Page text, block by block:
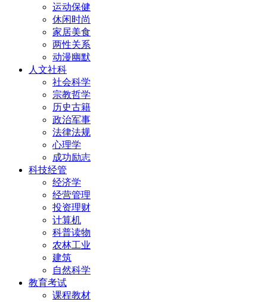
运动保健
休闲时尚
家居美食
两性关系
动漫幽默
人文社科
社会科学
宗教哲学
历史古籍
政治军事
法律法规
心理学
成功励志
科技经管
经济学
经营管理
投资理财
计算机
科普读物
农林工业
建筑
自然科学
教育考试
课程教材